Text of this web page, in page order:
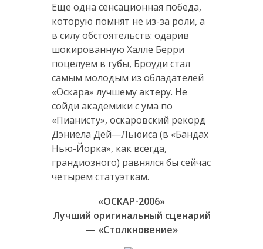
Еще одна сенсационная победа,
которую помнят не из-за роли, а
в силу обстоятельств: одарив
шокированную Халле Берри
поцелуем в губы, Броуди стал
самым молодым из обладателей
«Оскара» лучшему актеру. Не
сойди академики с ума по
«Пианисту», оскаровский рекорд
Дэниела Дей—Льюиса (в «Бандах
Нью-Йорка», как всегда,
грандиозного) равнялся бы сейчас
четырем статуэткам.
«ОСКАР-2006»
Лучший оригинальный сценарий
— «Столкновение»